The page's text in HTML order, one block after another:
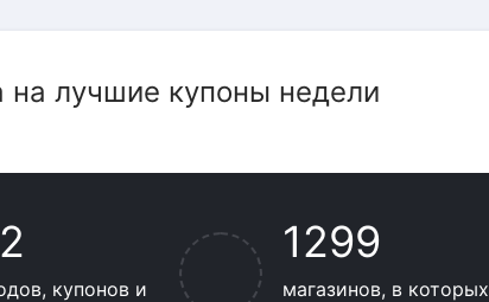
на лучшие купоны недели
купонов и
1299
магазинов, в которых